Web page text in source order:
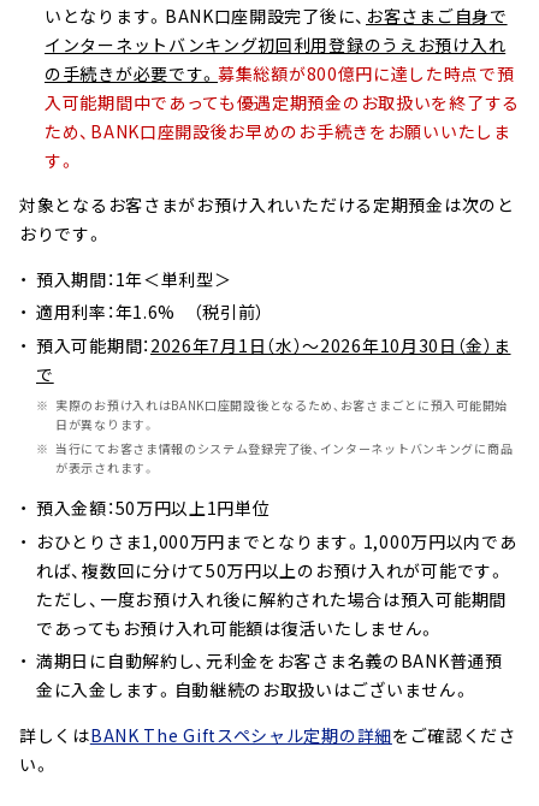
いとなります。BANK口座開設完了後に、 お客さまご自身で
インターネットバンキング初回利用登録のうえお預け入れ
の手続きが必要です。 募集総額が800億円に達した時点で預
入可能期間中であっても優遇定期預金のお取扱いを終了する
ため、BANK口座開設後お早めのお手続きをお願いいたしま
す。
対象となるお客さまがお預け入れいただける定期預金は次のと
おりです。
預入期間：1年＜単利型＞
適用利率：年1.6% （税引前）
預入可能期間： 2026年7月1日（水）～2026年10月30日（金）ま
で
実際のお預け入れはBANK口座開設後となるため、お客さまごとに預入可能開始
日が異なります。
当行にてお客さま情報のシステム登録完了後、インターネットバンキングに商品
が表示されます。
預入金額：50万円以上1円単位
おひとりさま1,000万円までとなります。1,000万円以内であ
れば、複数回に分けて50万円以上のお預け入れが可能です。
ただし、一度お預け入れ後に解約された場合は預入可能期間
であってもお預け入れ可能額は復活いたしません。
満期日に自動解約し、元利金をお客さま名義のBANK普通預
金に入金します。自動継続のお取扱いはございません。
詳しくはBANK The Giftスペシャル定期の詳細をご確認くださ
い。